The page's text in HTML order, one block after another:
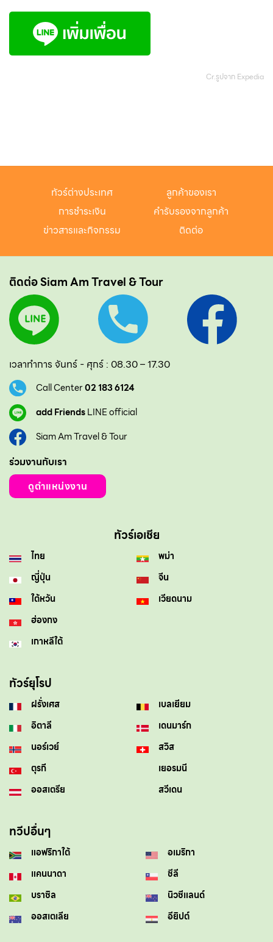
Cr.รูปจาก Expedia
ทัวร์ต่างประเทศ
ลูกค้าของเรา
การชำระเงิน
คำรับรองจากลูกค้า
ข่าวสารและกิจกรรม
ติดต่อ
ติดต่อ Siam Am Travel & Tour
เวลาทำการ จันทร์ - ศุกร์ : 08.30 – 17.30
Call Center02 183 6124
add FriendsLINE official
Siam Am Travel & Tour
ร่วมงานกับเรา
ดูตำแหน่งงาน
ทัวร์เอเชีย
ไทย
ญี่ปุ่น
ใต้หวัน
ฮ่องกง
เกาหลีใต้
พม่า
จีน
เวียดนาม
ทัวร์ยุโรป
ฝรั่งเศส
อิตาลี
นอร์เวย์
ตุรกี
ออสเตรีย
เบลเยียม
เดนมาร์ก
สวิส
เยอรมนี
สวีเดน
ทวีปอื่นๆ
แอฟริกาใต้
แคนนาดา
บราซิล
ออสเตเลีย
อเมริกา
ชีลี
นิวซีแลนด์
อียิปต์